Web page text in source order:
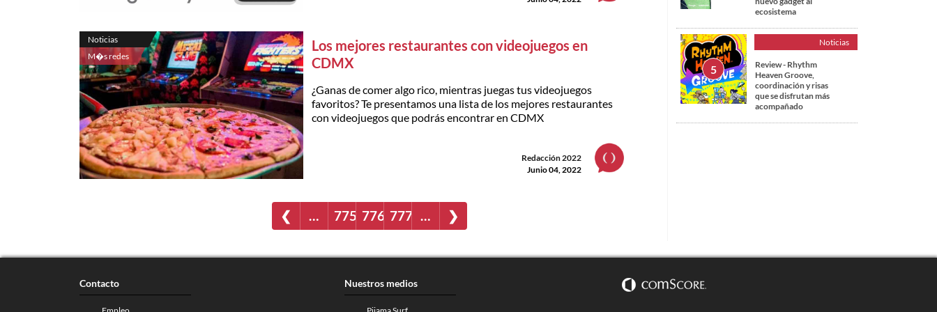
Noticias
M�s redes
Los mejores restaurantes con videojuegos en
CDMX
¿Ganas de comer algo rico, mientras juegas tus videojuegos
favoritos? Te presentamos una lista de los mejores restaurantes
con videojuegos que podrás encontrar en CDMX
Redacción 2022
Junio 04, 2022
❮ … 775 776 777 … ❯
ecosistema
Noticias
Review - Rhythm
Heaven Groove,
coordinación y risas
que se disfrutan más
acompañado
Contacto Nuestros medios